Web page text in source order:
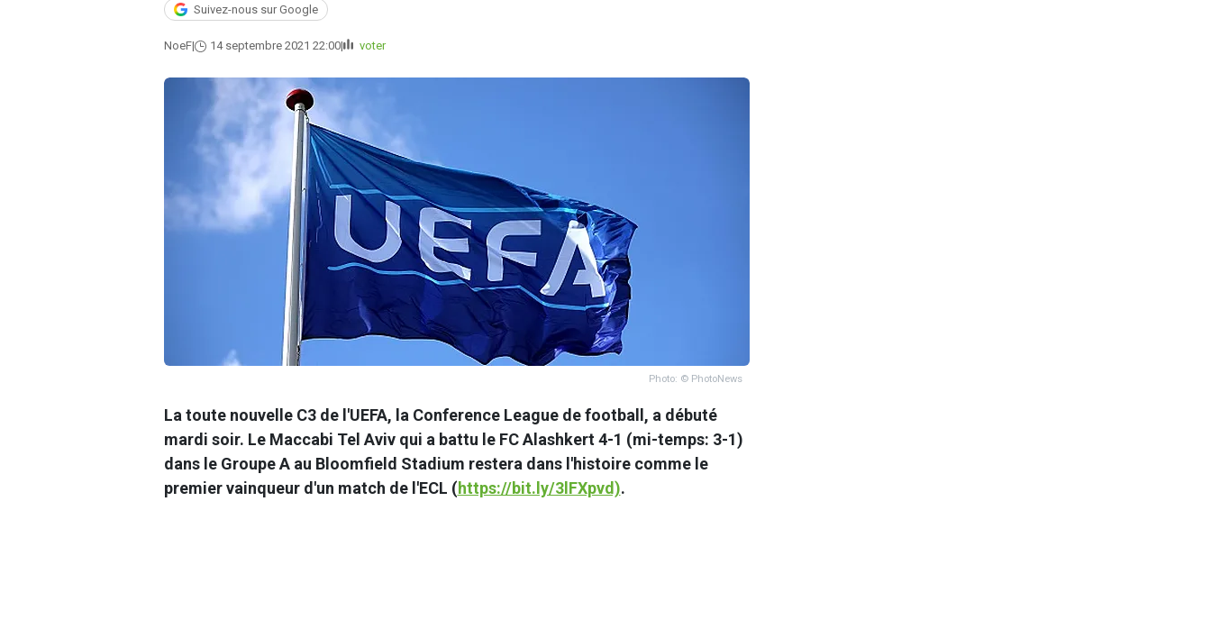
Suivez-nous sur Google
NoeF 14 septembre 2021 22:00 voter
Photo: © PhotoNews
La toute nouvelle C3 de l'UEFA, la Conference League de football, a débuté
mardi soir. Le Maccabi Tel Aviv qui a battu le FC Alashkert 4-1 (mi-temps: 3-1)
dans le Groupe A au Bloomfield Stadium restera dans l'histoire comme le
premier vainqueur d'un match de l'ECL (https://bit.ly/3lFXpvd).